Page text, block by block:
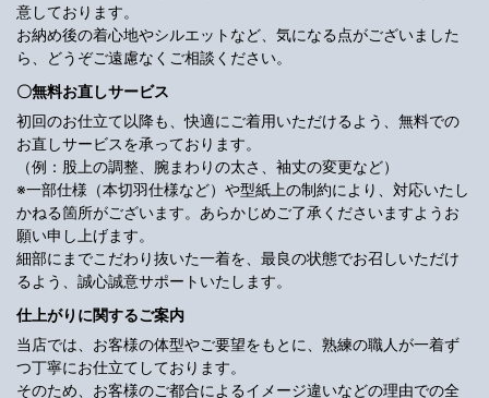
意しております。
お納め後の着心地やシルエットなど、気になる点がございました
ら、どうぞご遠慮なくご相談ください。
〇無料お直しサービス
初回のお仕立て以降も、快適にご着用いただけるよう、無料での
お直しサービスを承っております。
（例：股上の調整、腕まわりの太さ、袖丈の変更など）
※一部仕様（本切羽仕様など）や型紙上の制約により、対応いたし
かねる箇所がございます。あらかじめご了承くださいますようお
願い申し上げます。
細部にまでこだわり抜いた一着を、最良の状態でお召しいただけ
るよう、誠心誠意サポートいたします。
仕上がりに関するご案内
当店では、お客様の体型やご要望をもとに、熟練の職人が一着ず
つ丁寧にお仕立てしております。
そのため、お客様のご都合によるイメージ違いなどの理由での全